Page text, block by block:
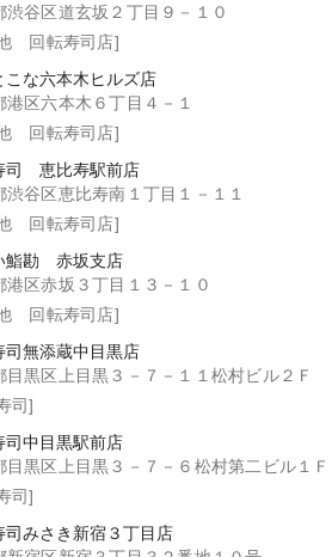
渋谷区道玄坂２丁目９－１０
回転寿司店]
こな六本木ヒルズ店
港区六本木６丁目４－１
回転寿司店]
司 恵比寿駅前店
渋谷区恵比寿南１丁目１－１１
回転寿司店]
鮨勘 赤坂支店
港区赤坂３丁目１３－１０
回転寿司店]
司無添蔵中目黒店
目黒区上目黒３－７－１１松村ビル２Ｆ
司]
司中目黒駅前店
目黒区上目黒３－７－６松村第二ビル１Ｆ
司]
司みさき新宿３丁目店